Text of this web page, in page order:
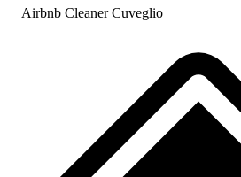
Airbnb Cleaner Cuveglio